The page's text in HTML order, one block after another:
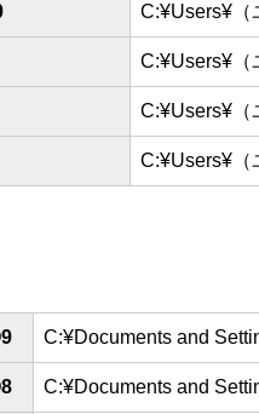
C:¥Users¥（
C:¥Users¥（
C:¥Users¥（
C:¥Users¥（
C:¥Documents and
C:¥Documents and